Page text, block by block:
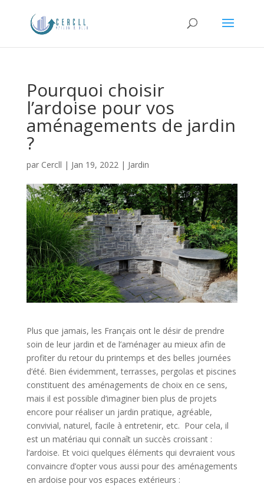
Pourquoi choisir
l’ardoise pour vos
aménagements de jardin
?
par Cercll | Jan 19, 2022| Jardin
Plus que jamais, les Français ont le désir de prendre
soin de leur jardin et de l’aménager au mieux afin de
profiter du retour du printemps et des belles journées
d’été. Bien évidemment, terrasses, pergolas et piscines
constituent des aménagements de choix en ce sens,
mais il est possible d’imaginer bien plus de projets
encore pour réaliser un jardin pratique, agréable,
convivial, naturel, facile à entretenir, etc. Pour cela, il
est un matériau qui connaît un succès croissant :
l’ardoise. Et voici quelques éléments qui devraient vous
convaincre d’opter vous aussi pour des aménagements
en ardoise pour vos espaces extérieurs :